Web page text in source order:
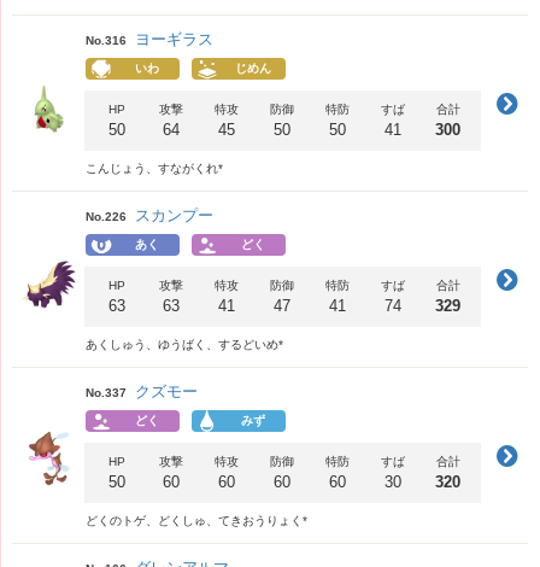
No.316 ヨーギラス
いわ じめん
HP
50
攻撃
64
特攻
45
防御
50
特防
50
すば
41
合計
300
こんじょう、すながくれ*
No.226 スカンプー
あく どく
HP
63
攻撃
63
特攻
41
防御
47
特防
41
すば
74
合計
329
あくしゅう、ゆうばく、するどいめ*
No.337 クズモー
どく みず
HP
50
攻撃
60
特攻
60
防御
60
特防
60
すば
30
合計
320
どくのトゲ、どくしゅ、てきおうりょく*